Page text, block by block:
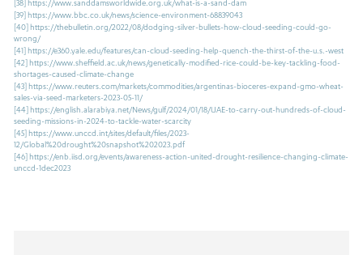
[38] https://www.sanddamsworldwide.org.uk/what-is-a-sand-dam
[39] https://www.bbc.co.uk/news/science-environment-68839043
[40] https://thebulletin.org/2022/08/dodging-silver-bullets-how-cloud-seeding-could-go-
wrong/
[41] https://e360.yale.edu/features/can-cloud-seeding-help-quench-the-thirst-of-the-u.s.-west
[42] https://www.sheffield.ac.uk/news/genetically-modified-rice-could-be-key-tackling-food-
shortages-caused-climate-change
[43] https://www.reuters.com/markets/commodities/argentinas-bioceres-expand-gmo-wheat-
sales-via-seed-marketers-2023-05-11/
[44] https://english.alarabiya.net/News/gulf/2024/01/18/UAE-to-carry-out-hundreds-of-cloud-
seeding-missions-in-2024-to-tackle-water-scarcity
[45] https://www.unccd.int/sites/default/files/2023-
12/Global%20drought%20snapshot%202023.pdf
[46] https://enb.iisd.org/events/awareness-action-united-drought-resilience-changing-climate-
unccd-1dec2023